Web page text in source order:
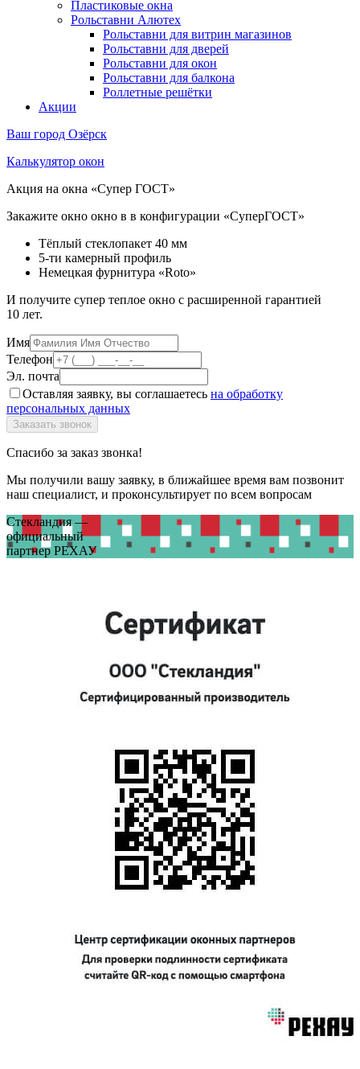
Пластиковые окна
Рольставни Алютех
Рольставни для витрин магазинов
Рольставни для дверей
Рольставни для окон
Рольставни для балкона
Роллетные решётки
Акции
Ваш город Озёрск
Калькулятор окон
Акция на окна «Супер ГОСТ»
Закажите окно окно в в конфигурации «СуперГОСТ»
Тёплый стеклопакет 40 мм
5-ти камерный профиль
Немецкая фурнитура «Roto»
И получите супер теплое окно с расширенной гарантией
10 лет.
Имя
Телефон
Эл. почта
Оставляя заявку, вы соглашаетесь на обработку
персональных данных
Спасибо за заказ звонка!
Мы получили вашу заявку, в ближайшее время вам позвонит
наш специалист, и проконсультирует по всем вопросам
Стекландия —
официальный
партнер РЕХАУ